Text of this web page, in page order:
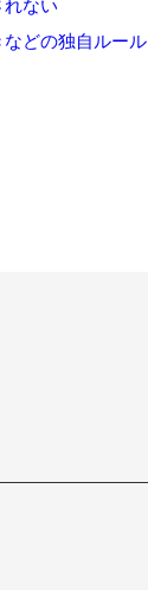
れない
どの独自ルール